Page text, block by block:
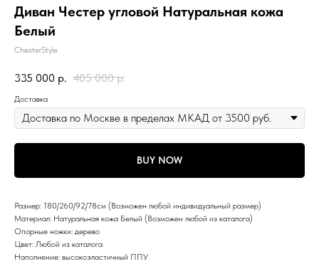
Диван Честер угловой Натуральная кожа
Белый
ChesterStyle
335 000 р. 405 000 р.
Доставка
BUY NOW
Размер: 180/260/92/78см (Возможен любой индивидуальный размер)
Материал: Натуральная кожа Белый (Возможен любой из каталога)
Опорные ножки: дерево
Цвет: Любой из каталога
Наполнение: высокоэластичный ППУ